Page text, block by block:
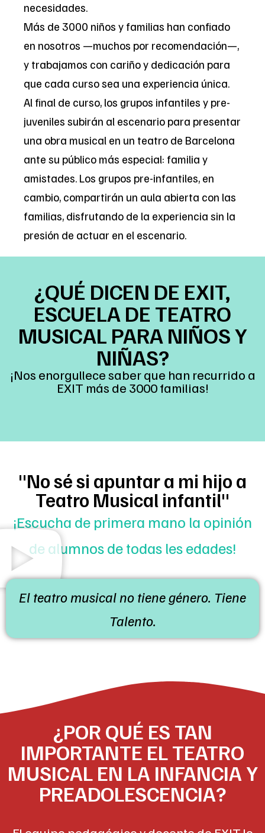
necesidades.
Más de 3000 niños y familias han confiado
en nosotros —muchos por recomendación—,
y trabajamos con cariño y dedicación para
que cada curso sea una experiencia única.
Al final de curso, los grupos infantiles y pre-
juveniles subirán al escenario para presentar
una obra musical en un teatro de Barcelona
ante su público más especial: familia y
amistades. Los grupos pre-infantiles, en
cambio, compartirán un aula abierta con las
familias, disfrutando de la experiencia sin la
presión de actuar en el escenario.
¿QUÉ DICEN DE EXIT,
ESCUELA DE TEATRO
MUSICAL PARA NIÑOS Y
NIÑAS?
¡Nos enorgullece saber que han recurrido a
EXIT más de 3000 familias!
"No sé si apuntar a mi hijo a
Teatro Musical infantil"
¡Escucha de primera mano la opinión
de alumnos de todas les edades!
El teatro musical no tiene género. Tiene
Talento.
¿POR QUÉ ES TAN
IMPORTANTE EL TEATRO
MUSICAL EN LA INFANCIA Y
PREADOLESCENCIA?